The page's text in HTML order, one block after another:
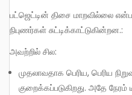
பட்ஜெட்டின் திசை மாறவில்லை என்பதற்கான பல அடையாளங்களை
நிபுணர்கள் சுட்டிக்காட்டுகின்றன.:
அவற்றில் சில:
முதலாவதாக பெரிய, பெரிய
குறைக்கப்படுகிறது. அதே நேரம்